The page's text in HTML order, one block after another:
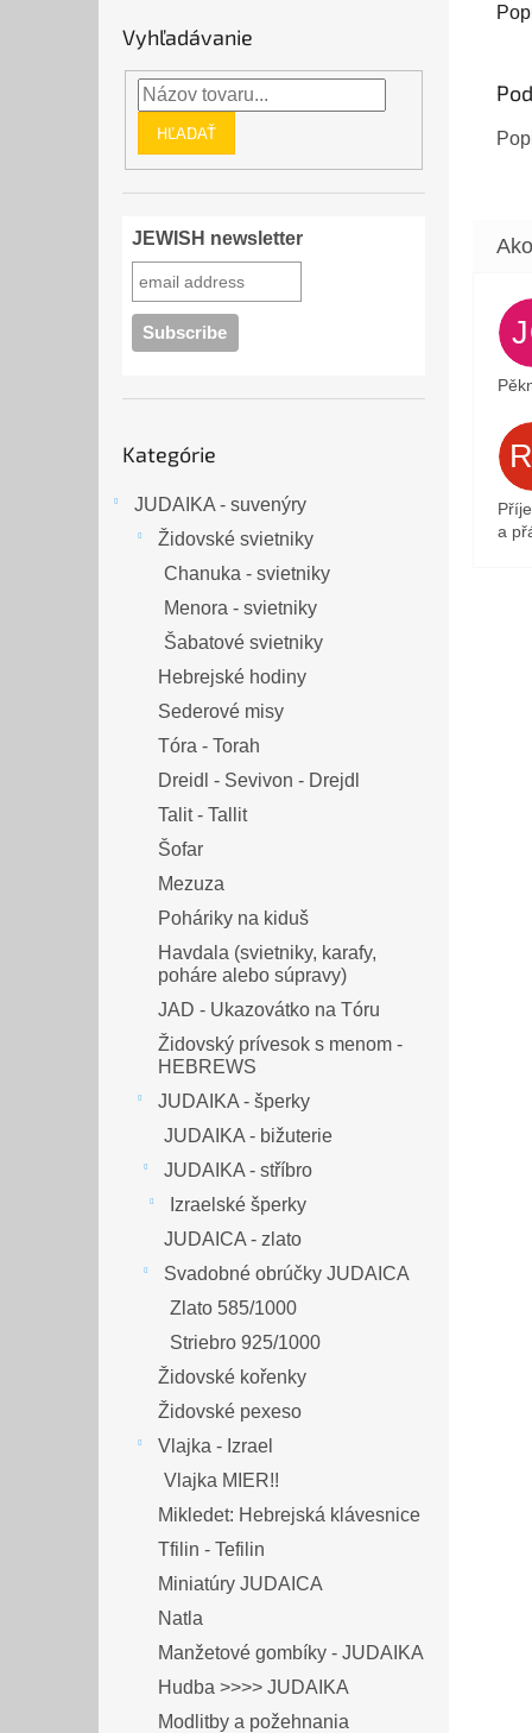
Vyhľadávanie
HĽADAŤ
JEWISH newsletter
kategórie
Kategórie
JUDAIKA - suvenýry
Židovské svietniky
Chanuka - svietniky
Menora - svietniky
Šabatové svietniky
Hebrejské hodiny
Sederové misy
Tóra - Torah
Dreidl - Sevivon - Drejdl
Talit - Tallit
Šofar
Mezuza
Poháriky na kiduš
Havdala (svietniky, karafy,
poháre alebo súpravy)
JAD - Ukazovátko na Tóru
Židovský prívesok s menom -
HEBREWS
JUDAIKA - šperky
JUDAIKA - bižuterie
JUDAIKA - stříbro
Izraelské šperky
JUDAICA - zlato
Svadobné obrúčky JUDAICA
Zlato 585/1000
Striebro 925/1000
Židovské kořenky
Židovské pexeso
Vlajka - Izrael
Vlajka MIER!!
Mikledet: Hebrejská klávesnice
Tfilin - Tefilin
Miniatúry JUDAICA
Natla
Manžetové gombíky - JUDAIKA
Hudba >>>> JUDAIKA
Modlitby a požehnania
a